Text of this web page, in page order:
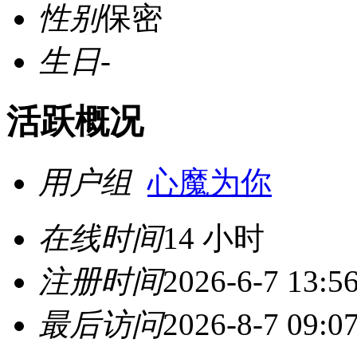
性别保密
生日-
活跃概况
用户组心魔为你
在线时间14 小时
注册时间2026-6-7
最后访问2026-8-7